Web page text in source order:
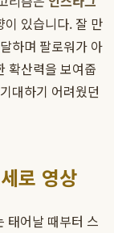
이 있습니다. 잘 만
하며 팔로워가 아
확산력을 보여줍
대하기 어려웠던
로 영상
태어날 때부터 스